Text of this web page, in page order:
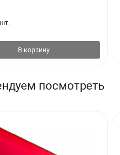
шт.
В корзину
посмотреть